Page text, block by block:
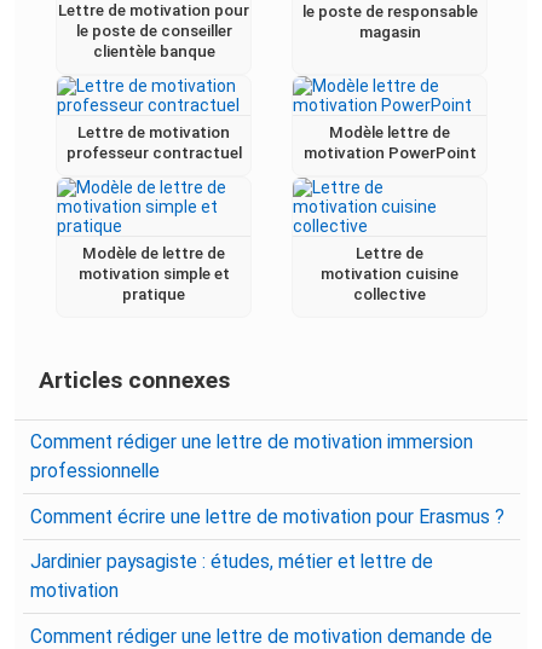
Lettre de motivation pour
le poste de conseiller
clientèle banque
le poste de responsable
magasin
Lettre de motivation
professeur contractuel
Modèle lettre de
motivation PowerPoint
Modèle de lettre de
motivation simple et
pratique
Lettre de
motivation cuisine
collective
Articles connexes
Comment rédiger une lettre de motivation immersion
professionnelle
Comment écrire une lettre de motivation pour Erasmus ?
Jardinier paysagiste : études, métier et lettre de
motivation
Comment rédiger une lettre de motivation demande de